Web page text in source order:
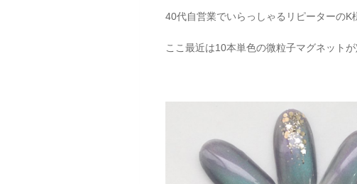
40代自営業でいらっしゃるリピーターのK
ここ最近は10本単色の微粒子マグネット